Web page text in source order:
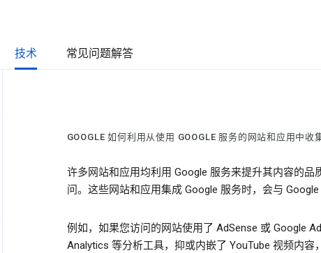
技术 常见问题解答
GOOGLE 如何利用从使用 GOOGLE 服务的网站和应用中收
许多网站和应用均利用 Google 服务来提升其内容的品
问。这些网站和应用集成 Google 服务时，会与 Google
例如，如果您访问的网站使用了 AdSense 或 Google
Analytics 等分析工具，抑或内嵌了 YouTube 视频内容